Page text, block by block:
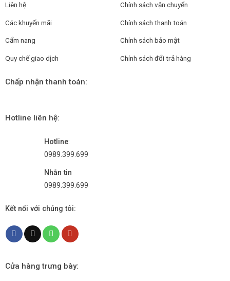
Liên hệ
Các khuyến mãi
Cẩm nang
Quy chế giao dịch
Chấp nhận thanh toán:
Chính sách vận chuyển
Chính sách thanh toán
Chính sách bảo mật
Chính sách đổi trả hàng
Hotline liên hệ:
Hotline:
0989.399.699
Nhắn tin
0989.399.699
Kết nối với chúng tôi:
Cửa hàng trưng bày: